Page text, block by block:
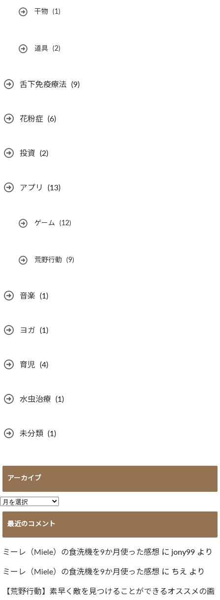
干物 (1)
道具 (2)
舌下免疫療法 (9)
花粉症 (6)
投資 (2)
アプリ (13)
ゲーム (12)
荒野行動 (9)
音楽 (1)
ヨガ (1)
育児 (4)
水虫治療 (1)
未分類 (1)
アーカイブ
ア
ー
イ
ブ
最近のコメント
ミーレ（Miele）の食洗機を9か月使った感想 に jony99 より
ミーレ（Miele）の食洗機を9か月使った感想 に ちえ より
【荒野行動】素早く敵を見つけることができるオススメの画